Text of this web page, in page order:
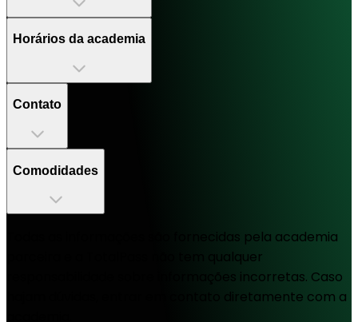
Horários da academia
Contato
Comodidades
Todas as informações são fornecidas pela academia
parceira e a TotalPass não tem qualquer
responsabilidade sobre informações incorretas. Caso
hajam dúvidas, entrar em contato diretamente com a